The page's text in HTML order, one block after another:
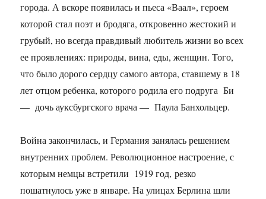
города. А вскоре появилась и пьеса «Ваал», героем
которой стал поэт и бродяга, откровенно жестокий и
грубый, но всегда правдивый любитель жизни во всех
ее проявлениях: природы, вина, еды, женщин. Того,
что было дорого сердцу самого автора, ставшему в 18
лет отцом ребенка, которого родила его подруга Би
— дочь ауксбургского врача — Паула Банхольцер.
Война закончилась, и Германия занялась решением
внутренних проблем. Революционное настроение, с
которым немцы встретили 1919 год, резко
пошатнулось уже в январе. На улицах Берлина шли